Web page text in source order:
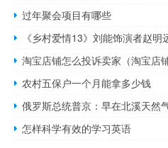
过年聚会项目有哪些
《乡村爱情13》刘能饰演者赵明
淘宝店铺怎么投诉卖家（淘宝店
农村五保户一个月能拿多少钱
怎样科学有效的学习英语